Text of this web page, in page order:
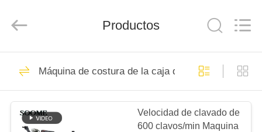
CASA.
PRODUCTOS
MACHINERY
CO.,LTD.
Reserved.
máquina automática
del corrugación
200
Productos
Máquina de costura de la caja del cartón
Velocidad de clavado de
600 clavos/min Maquina